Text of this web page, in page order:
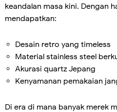
keandalan masa kini. Dengan
mendapatkan:
Desain retro yang timeless
Material stainless steel
Akurasi quartz Jepang
Kenyamanan pemakaian
Di era di mana banyak merek